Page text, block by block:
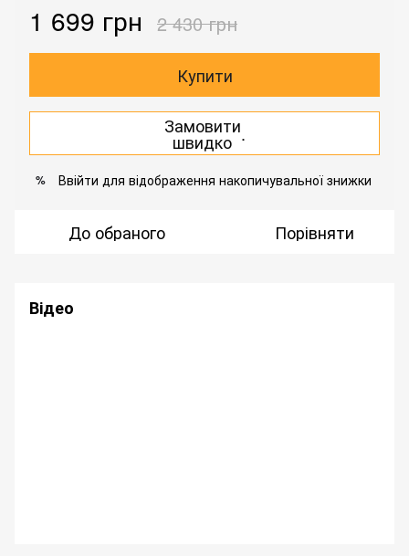
1 699 грн 2 430 грн
Купити
Замовити
швидко .
% Ввійти для відображення накопичувальної знижки
До обраного Порівняти
Відео